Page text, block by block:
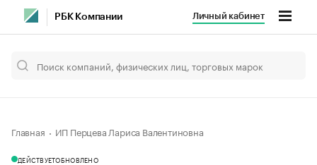
РБК Компании Личный кабинет
Главная ИП Перцева Лариса Валентиновна
ДЕЙСТВУЕТОБНОВЛЕНО